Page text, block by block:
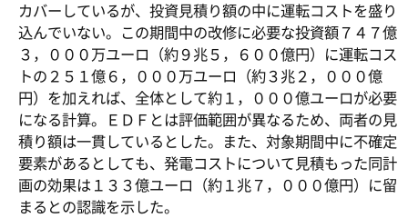
カバーしているが、投資見積り額の中に運転コストを盛り
込んでいない。この期間中の改修に必要な投資額７４７億
３，０００万ユーロ（約９兆５，６００億円）に運転コス
トの２５１億６，０００万ユーロ（約３兆２，０００億
円）を加えれば、全体として約１，０００億ユーロが必要
になる計算。ＥＤＦとは評価範囲が異なるため、両者の見
積り額は一貫しているとした。また、対象期間中に不確定
要素があるとしても、発電コストについて見積もった同計
画の効果は１３３億ユーロ（約１兆７，０００億円）に留
まるとの認識を示した。